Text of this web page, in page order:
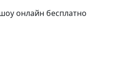
онлайн бесплатно